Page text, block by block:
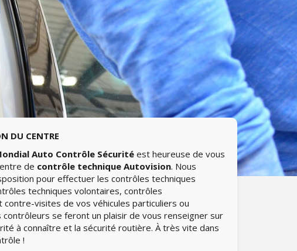
DU CENTRE
Auto Contrôle Sécuritéest heureuse de vous
de contrôle technique Autovision. Nous
pour effectuer les contrôles techniques
techniques volontaires, contrôles
contre-visites de vos véhicules particuliers ou
contrôleurs se feront un plaisir de vous renseigner sur
à connaître et la sécurité routière. À très vite dans
!